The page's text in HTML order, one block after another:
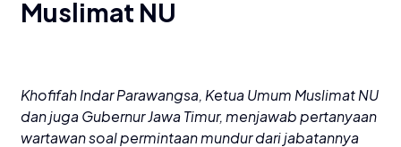
Muslimat NU
Khofifah Indar Parawangsa, Ketua Umum Muslimat NU
dan juga Gubernur Jawa Timur, menjawab pertanyaan
wartawan soal permintaan mundur dari jabatannya